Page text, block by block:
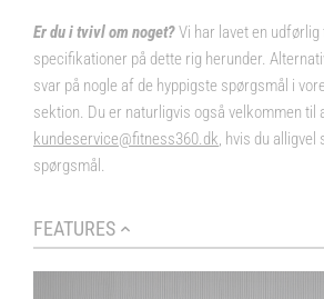
Er du i tvivl om noget?Vi har lavet en
specifikationer på dette rig herunder.
svar på nogle af de hyppigste spørgsmål i
sektion. Du er naturligvis også velkommen til
kundeservice@fitness360.dk, hvis du alligvel
spørgsmål.
FEATURES